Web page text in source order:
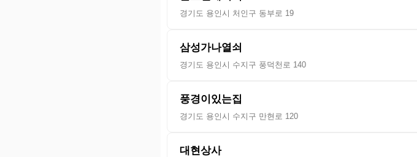
경기도 용인시 처인구 동부로 19
삼성가나열쇠
경기도 용인시 수지구 풍덕천로 140
풍경이있는집
경기도 용인시 수지구 만현로 120
대현상사